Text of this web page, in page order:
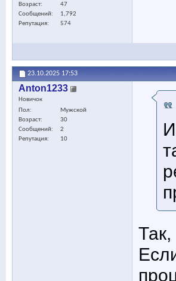
Возраст
47
Сообщений
1,792
Репутация
574
23.10.2025 17:53
Anton1233
Новичок
Пол
Мужской
Возраст
30
Сообщений
2
Репутация
10